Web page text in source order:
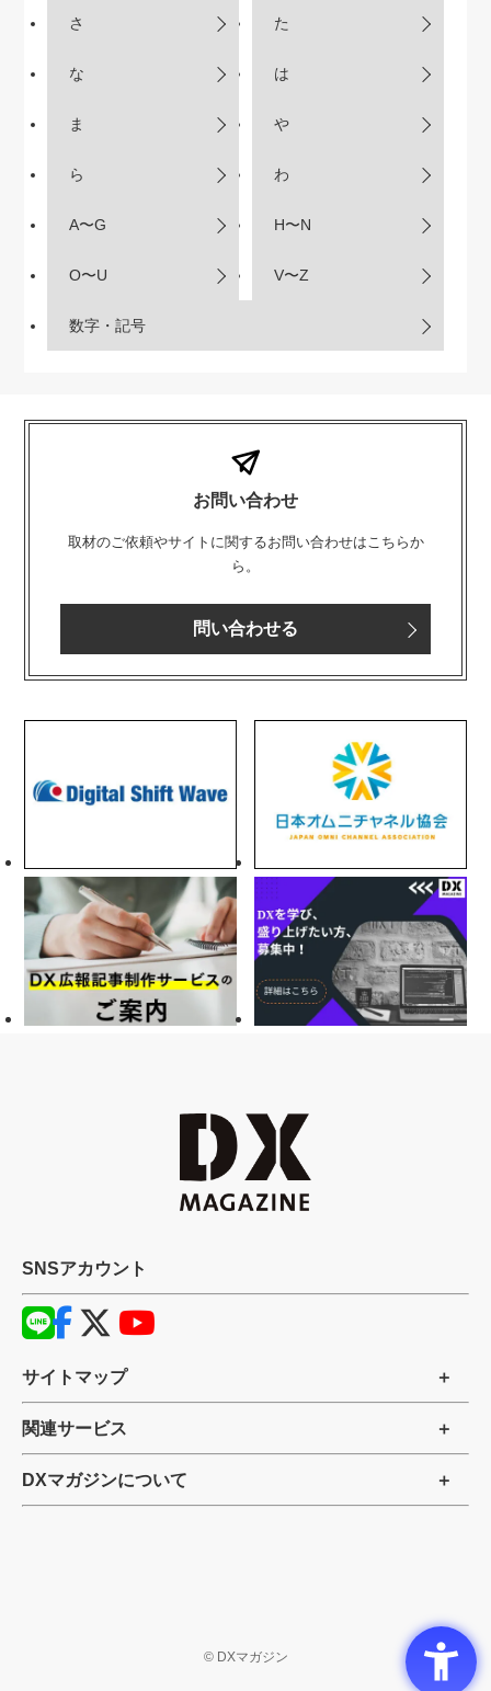
さ た
な は
ま や
ら わ
A〜G H〜N
O〜U V〜Z
数字・記号
お問い合わせ
取材のご依頼やサイトに関するお問い合わせはこちらか
ら。
問い合わせる
SNSアカウント
サイトマップ
関連サービス
DXマガジンについて
©DXマガジン